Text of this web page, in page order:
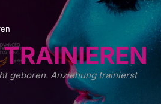
geboren. Anziehung trainierst